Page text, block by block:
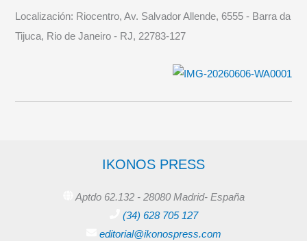
Localización: Riocentro, Av. Salvador Allende, 6555 - Barra da
Tijuca, Rio de Janeiro - RJ, 22783-127
IKONOS PRESS
Aptdo 62.132 - 28080 Madrid- España
(34) 628 705 127
editorial@ikonospress.com